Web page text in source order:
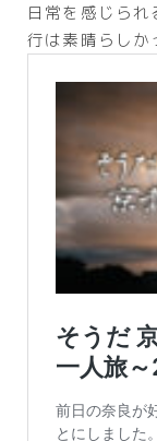
日常を感じら
行は素晴らしか